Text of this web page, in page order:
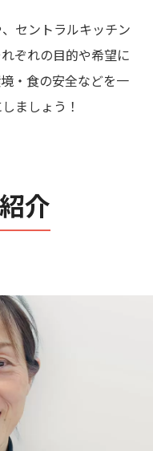
セントラルキッチン
ぞれの目的や希望に
・食の安全などを一
ましょう！
介